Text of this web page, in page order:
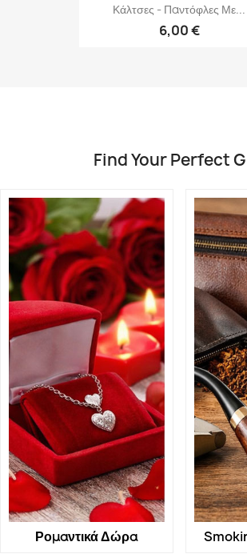
Κάλτσες - Παντόφλες Με...
6,00 €
Find Your Perfect
Ρομαντικά Δώρα